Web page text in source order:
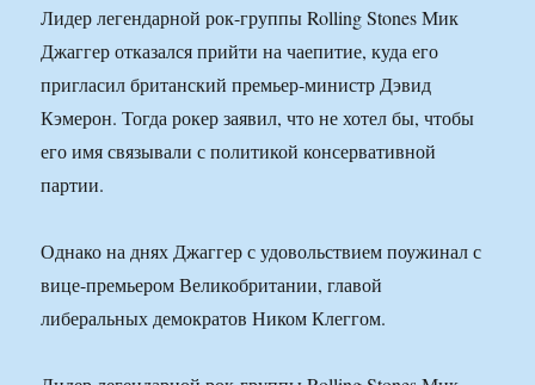
Лидер легендарной рок-группы Rolling Stones Мик
Джаггер отказался прийти на чаепитие, куда его
пригласил британский премьер-министр Дэвид
Кэмерон. Тогда рокер заявил, что не хотел бы, чтобы
его имя связывали с политикой консервативной
партии.
Однако на днях Джаггер с удовольствием поужинал с
вице-премьером Великобритании, главой
либеральных демократов Ником Клеггом.